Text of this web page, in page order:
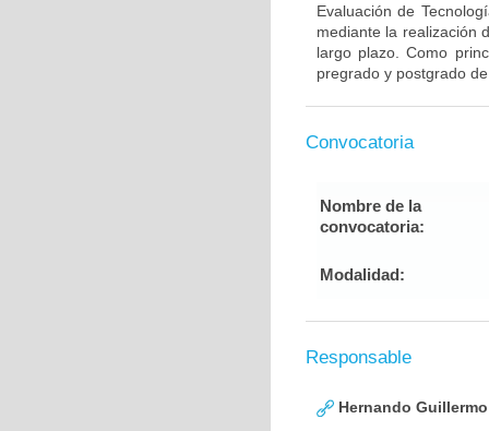
Evaluación de
mediante la realización
largo plazo. Como
pregrado y postgrado
Convocatoria
Nombre de la
convocatoria:
Modalidad:
Responsable
Hernando